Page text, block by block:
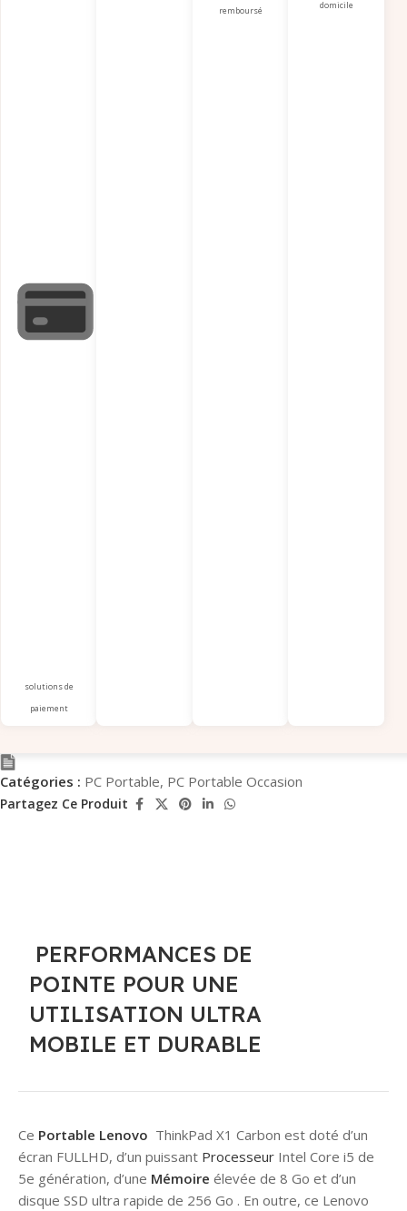
solutions de
paiement
remboursé
domicile
Catégories : PC Portable, PC Portable Occasion
Partagez Ce Produit
PERFORMANCES DE
POINTE POUR UNE
UTILISATION ULTRA
MOBILE ET DURABLE
Ce Portable Lenovo ThinkPad X1 Carbon est doté d’un
écran FULLHD, d’un puissant Processeur Intel Core i5 de
5e génération, d’une Mémoire élevée de 8 Go et d’un
disque SSD ultra rapide de 256 Go . En outre, ce Lenovo